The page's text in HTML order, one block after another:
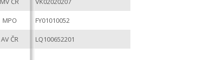
MPO FY01010052
AV ČR LQ100652201